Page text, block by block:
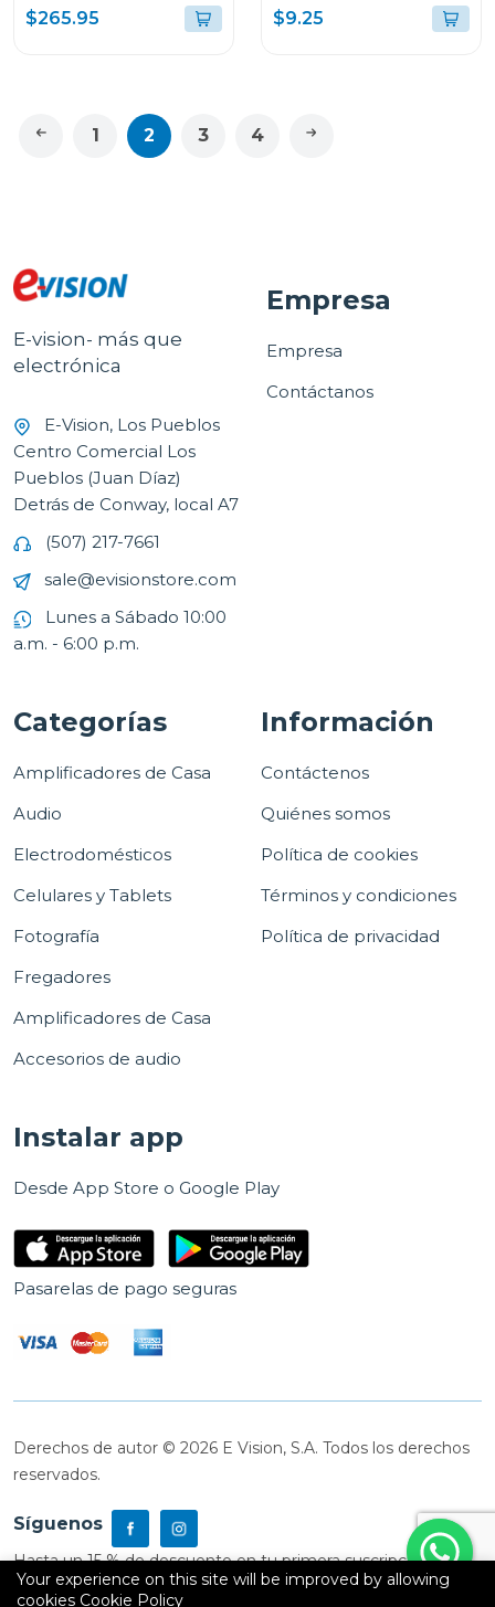
tanque de tinta eco-
tank wi-fi
$265.95 $9.25
1 2 3 4
E-vision- más que
electrónica
E-Vision, Los Pueblos
Centro Comercial Los
Pueblos (Juan Díaz)
Detrás de Conway, local A7
(507) 217-7661
sale@evisionstore.com
Lunes a Sábado 10:00
a.m. - 6:00 p.m.
Empresa
Empresa
Contáctanos
Categorías
Amplificadores de Casa
Audio
Electrodomésticos
Celulares y Tablets
Fotografía
Fregadores
Amplificadores de Casa
Accesorios de audio
Información
Contáctenos
Quiénes somos
Política de cookies
Términos y condiciones
Política de privacidad
Instalar app
Desde App Store o Google Play
Pasarelas de pago seguras
Derechos de autor © 2026 E Vision, S.A. Todos los derechos
reservados.
Síguenos
Hasta un 15 % de descuento en tu primera suscripción
Your experience on this site will be improved by allowing
cookies Cookie Policy